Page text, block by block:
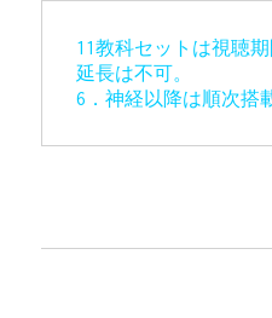
11教科セットは視聴
延長は不可。
6．神経以降は順次搭